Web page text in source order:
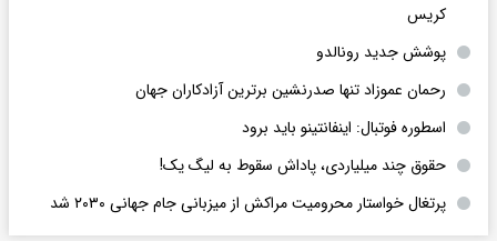
کریس
پوشش جدید رونالدو
رحمان عموزاد تنها صدرنشین برترین آزادکاران جهان
اسطوره فوتبال: اینفانتینو باید برود
حقوق چند میلیاردی، پاداش سقوط به لیگ یک!
پرتغال خواستار محرومیت مراکش از میزبانی جام جهانی ۲۰۳۰ شد